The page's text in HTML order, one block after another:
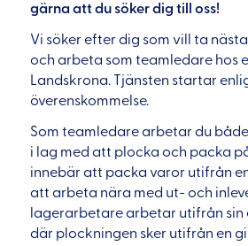
gärna att du söker dig till oss!
Vi söker efter dig som vill ta
och arbeta som teamledare hos
Landskrona. Tjänsten startar
överenskommelse.
Som teamledare arbetar du
i lag med att plocka och packa
innebär att packa varor utifrån
att arbeta nära med ut- och
lagerarbetare arbetar utifrån sin
där plockningen sker utifrån en